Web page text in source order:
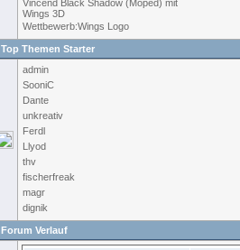
Vincend Black Shadow (Moped) mit
Wings 3D
Wettbewerb:Wings Logo
Top Themen Starter
admin
SooniC
Dante
unkreativ
Ferdl
Llyod
thv
fischerfreak
magr
dignik
Forum Verlauf